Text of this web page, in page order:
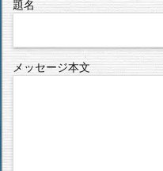
題名
メッセージ本文